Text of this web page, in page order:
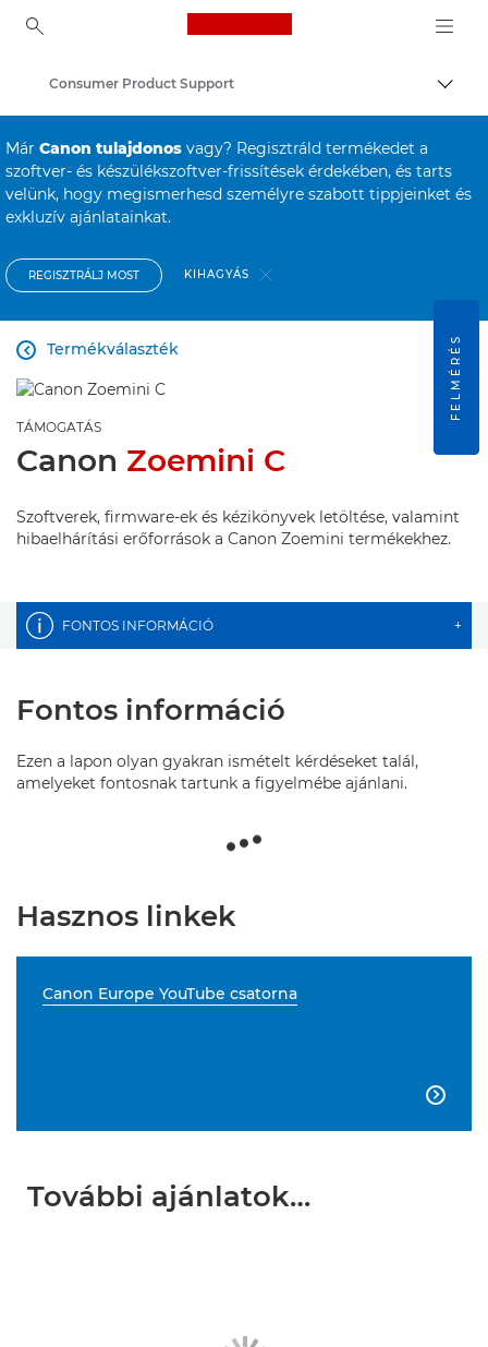
Canon Logo, back to
Consumer Product Support
Már Canon tulajdonos vagy? Regisztráld termékedet a
szoftver- és készülékszoftver-frissítések érdekében, és tarts
velünk, hogy megismerhesd személyre szabott tippjeinket és
exkluzív ajánlatainkat.
REGISZTRÁLJ MOST KIHAGYÁS
Termékválaszték

TÁMOGATÁS
Canon Zoemini C
Szoftverek, firmware-ek és kézikönyvek letöltése, valamint
hibaelhárítási erőforrások a Canon Zoemini termékekhez.
FONTOS INFORMÁCIÓ +
Fontos információ
Ezen a lapon olyan gyakran ismételt kérdéseket talál,
amelyeket fontosnak tartunk a figyelmébe ajánlani.
Hasznos linkek
Canon Europe YouTube csatorna

További ajánlatok…
FELMÉRÉS